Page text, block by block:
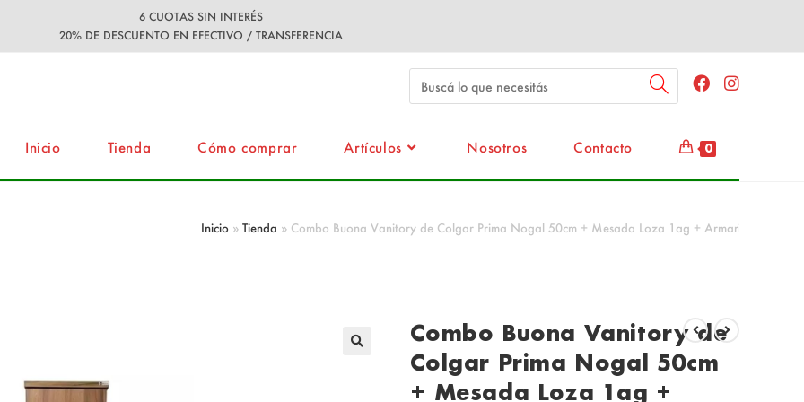
6 CUOTAS SIN INTERÉS
20% DE DESCUENTO EN EFECTIVO / TRANSFERENCIA
Inicio Tienda Cómo comprar Artículos Nosotros Contacto 0
Nogal 50cm + Mesada Loza 1ag + Armario de colgar
Inicio » Tienda » Combo Buona Vanitory de Colgar Prima Nogal 50cm + Mesada Loza 1ag + Armario de colgar
Combo Buona Vanitory de
Colgar Prima Nogal 50cm
+ Mesada Loza 1ag +